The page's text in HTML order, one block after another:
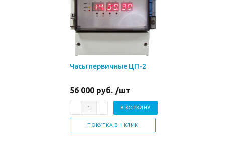
Часы первичные ЦП-2
56 000 руб. /шт
В КОРЗИНУ
ПОКУПКА В 1 КЛИК